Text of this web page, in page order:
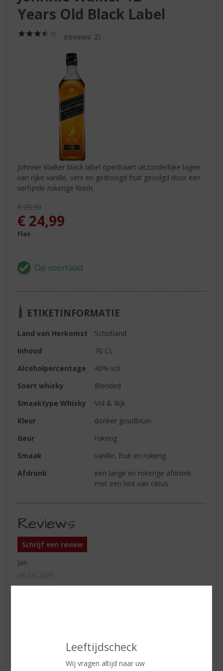
Leeftijdscheck
Wij vragen altijd naar uw
Years Old Black Label
/
(reviews: 2)
Johnnie Walker black label openbaart uitzonderlijke lagen
van rijke vanille, vers en gedroogd fruit gevolgd door een
verfijnde rokerige finish.
Originele prijs was:
€29,99
, Huidige prijs is:
€ 24,99
Fles
ETIKETINFORMATIE
Land van Herkomst
Schotland
Inhoud
70 CL
Alcoholpercentage
40% vol
Soort whisky
Blended
Smaaktype Whisky
Vol & Rijk
Kleur
donker goudbruin
Geur
rokerig
Smaak
vanille, fruit en rokerig
Afdronk
een lange en rokerige afdronk
met een hint van citrus
Reviews
Schrijf een review
Jan
08-06-2025
(4,0
Pim van Gompel